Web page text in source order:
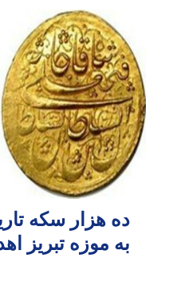
ده هزار سکه
به موزه تبریز